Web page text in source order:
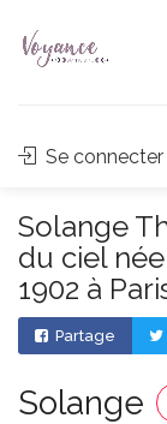
Se connecter
Solange
du ciel
1902 à
Partage
Solange